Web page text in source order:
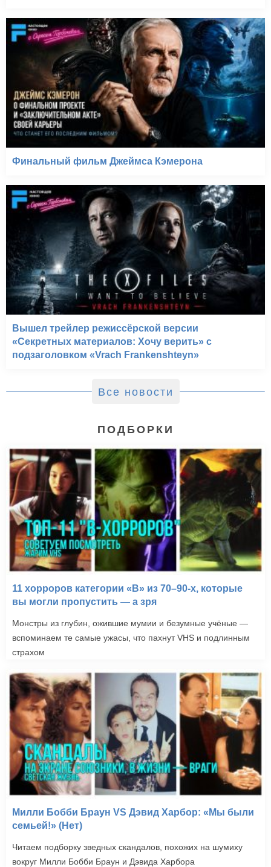
Финальный фильм Джеймса Кэмерона
Вышел трейлер режиссёрской версии
«Секретных материалов: Хочу верить» с
подзаголовком «Vrach Frankenshteyn»
Все новости
ПОДБОРКИ
11 хорроров категории «B» из 70–90-х, которые
вы могли пропустить — а зря
Монстры из глубин, ожившие мумии и безумные учёные —
вспоминаем те самые ужасы, что пахнут VHS и подлинным
страхом
Милли Бобби Браун VS Дэвид Харбор: «Мы были
семьей!» (Нет)
Читаем подборку зведных скандалов, похожих на шумиху
вокруг Милли Бобби Браун и Дэвида Харбора